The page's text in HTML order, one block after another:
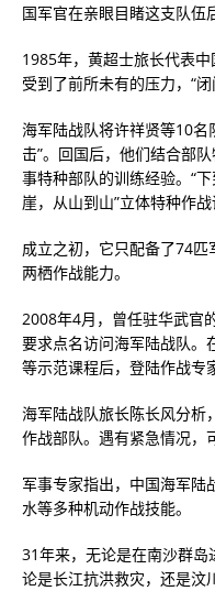
国军官在亲眼目睹这支队伍
1985年，黄超士旅长代表
受到了前所未有的压力，“闭
海军陆战队将许祥贤等10名
击”。回国后，他们结合部
事特种部队的训练经验。“
崖，从山到山”立体特种作战
成立之初，它只配备了74
两栖作战能力。
2008年4月，曾任驻华武官
要求点名访问海军陆战队。
等示范课程后，登陆作战专
海军陆战队旅长陈长风分析
作战部队。遇有紧急情况，
军事专家指出，中国海军陆
水等多种机动作战技能。
31年来，无论是在南沙群
论是长江抗洪救灾，还是汶